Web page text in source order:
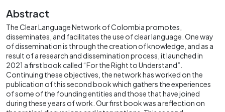
Abstract
The Clear Language Network of Colombia promotes,
disseminates, and facilitates the use of clear language. One way
of dissemination is through the creation of knowledge, and as a
result of a research and dissemination process, it launched in
2021 a first book called “For the Right to Understand”.
Continuing these objectives, the network has worked on the
publication of this second book which gathers the experiences
of some of the founding entities and those that have joined
during these years of work. Our first book was a reflection on